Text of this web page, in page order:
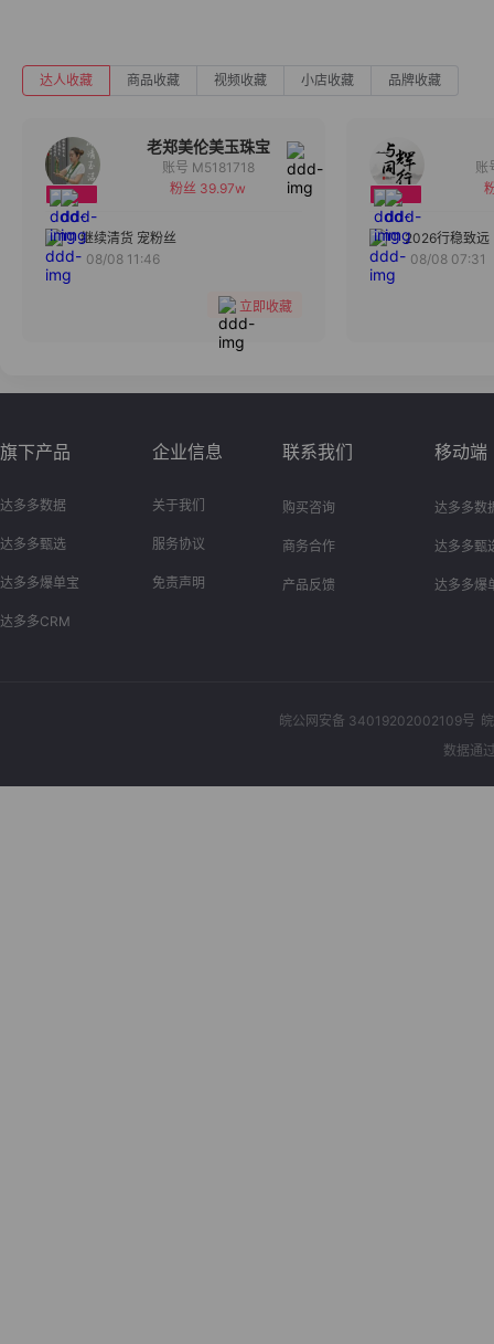
达人收藏 商品收藏 视频收藏 小店收藏 品牌收藏
老郑美伦美玉珠宝
备注
账号 M5181718
粉丝 39.97w
继续清货 宠粉丝
08/08 11:46
立即收藏
2026行稳致远
08/08 07:31
旗下产品
达多多数据
达多多甄选
达多多爆单宝
达多多CRM
企业信息
关于我们
服务协议
免责声明
联系我们
购买咨询
商务合作
产品反馈
移动端
达多多数
达多多甄
达多多爆
皖公网安备 34019202002109号
数据通